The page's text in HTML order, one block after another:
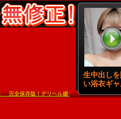
全保存版！デリヘル嬢を上手く説得して内緒